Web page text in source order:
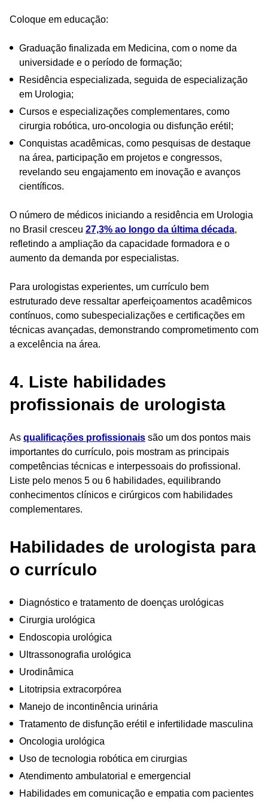
Coloque em educação:
Graduação finalizada em Medicina, com o nome da
universidade e o período de formação;
Residência especializada, seguida de especialização
em Urologia;
Cursos e especializações complementares, como
cirurgia robótica, uro-oncologia ou disfunção erétil;
Conquistas acadêmicas, como pesquisas de destaque
na área, participação em projetos e congressos,
revelando seu engajamento em inovação e avanços
científicos.
O número de médicos iniciando a residência em Urologia
no Brasil cresceu 27,3% ao longo da última década,
refletindo a ampliação da capacidade formadora e o
aumento da demanda por especialistas​.
Para urologistas experientes, um currículo bem
estruturado deve ressaltar aperfeiçoamentos acadêmicos
contínuos, como subespecializações e certificações em
técnicas avançadas, demonstrando comprometimento com
a excelência na área.
4. Liste habilidades
profissionais de urologista
As qualificações profissionais são um dos pontos mais
importantes do currículo, pois mostram as principais
competências técnicas e interpessoais do profissional.
Liste pelo menos 5 ou 6 habilidades, equilibrando
conhecimentos clínicos e cirúrgicos com habilidades
complementares.
Habilidades de urologista para
o currículo
Diagnóstico e tratamento de doenças urológicas
Cirurgia urológica
Endoscopia urológica
Ultrassonografia urológica
Urodinâmica
Litotripsia extracorpórea
Manejo de incontinência urinária
Tratamento de disfunção erétil e infertilidade masculina
Oncologia urológica
Uso de tecnologia robótica em cirurgias
Atendimento ambulatorial e emergencial
Habilidades em comunicação e empatia com pacientes